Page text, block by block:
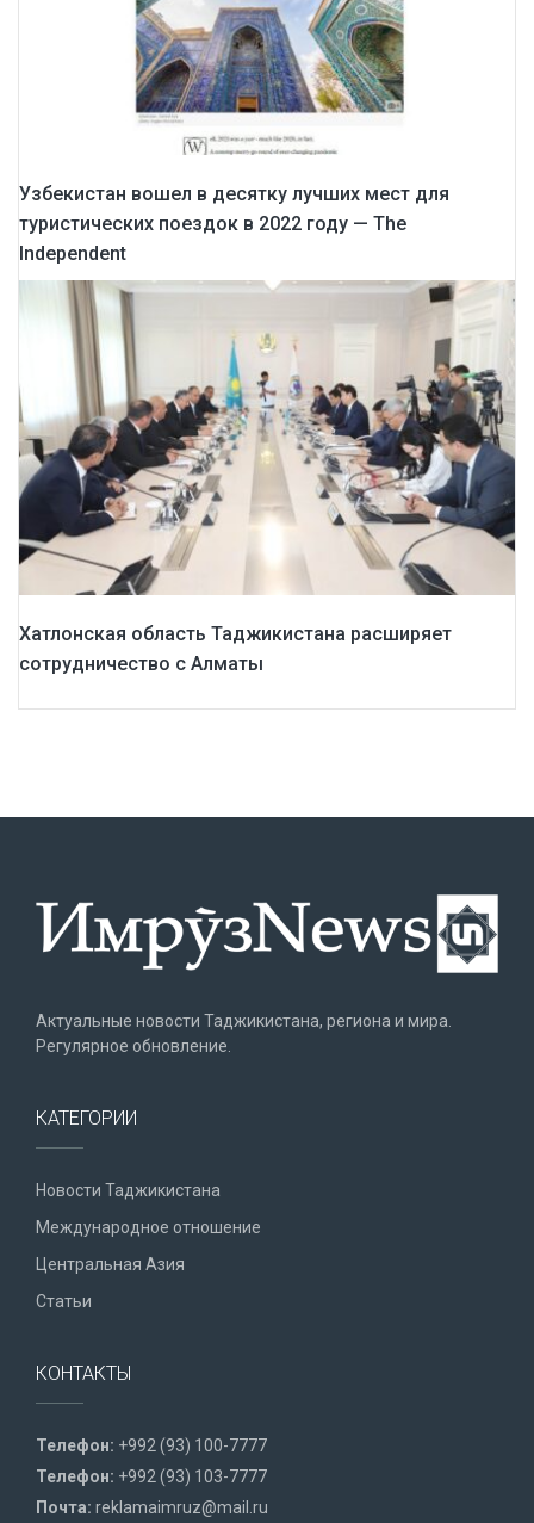
Узбекистан вошел в десятку лучших мест для
туристических поездок в 2022 году — Тhe
Independent
Хатлонская область Таджикистана расширяет
сотрудничество с Алматы
Актуальные новости Таджикистана, региона и мира.
Регулярное обновление.
КАТЕГОРИИ
Новости Таджикистана
Международное отношение
Центральная Азия
Статьи
КОНТАКТЫ
Телефон: +992 (93) 100-7777
Телефон: +992 (93) 103-7777
Почта: reklamaimruz@mail.ru